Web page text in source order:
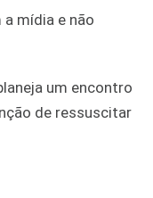
mídia e não
um encontro
de ressuscitar